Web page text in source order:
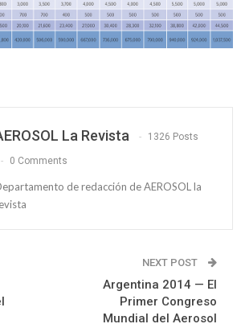
La Revista 1326 Posts
0 Comments
de redacción de AEROSOL la
NEXT POST
Argentina 2014 — El
Primer Congreso
Mundial del Aerosol